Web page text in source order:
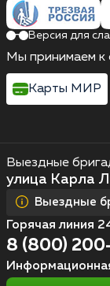
Выездные
улица Карла
Выездные
Горячая линия
8 (800)
Версия для
Мы принимаем к
Карты МИР